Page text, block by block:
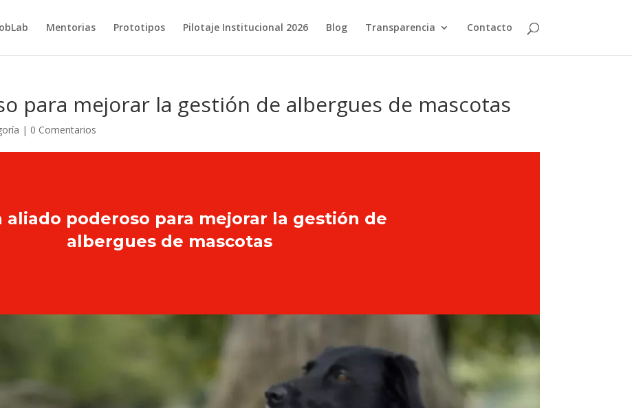
Mentorias Prototipos Pilotaje Institucional 2026 Blog Transparencia Contacto
para mejorar la gestión de albergues de mascotas
| 0 Comentarios
aliado poderoso para mejorar la gestión de
albergues de mascotas